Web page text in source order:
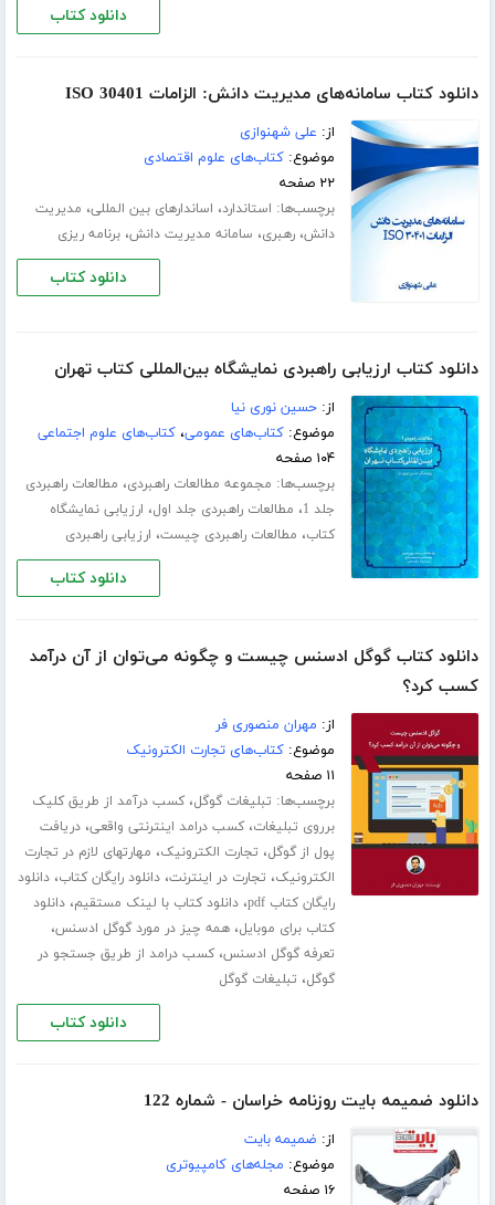
دانلود کتاب
دانلود کتاب سامانه‌های مدیریت دانش: الزامات ISO 30401
از: علی شهنوازی
موضوع:کتاب‌های علوم اقتصادی
۲۲ صفحه
برچسب‌ها: استاندارد، اساندارهای بین المللی، مدیریت
دانش،رهبری، سامانه مدیریت دانش،برنامه ریزی
دانلود کتاب
دانلود کتاب ارزیابی راهبردی نمایشگاه بین‌المللی کتاب تهران
از:حسین نوری نیا
موضوع:کتاب‌های عمومی،کتاب‌های علوم اجتماعی
۱۰۴ صفحه
برچسب‌ها: مجموعه مطالعات راهبردی، مطالعات راهبردی
جلد 1
، مطالعات راهبردی جلد اول، ارزیابی نمایشگاه
کتاب، مطالعات راهبردی چیست، ارزیابی راهبردی
دانلود کتاب
دانلود کتاب گوگل ادسنس چیست و چگونه می‌توان از آن درآمد
کسب کرد؟
از: مهران منصوری فر
موضوع:کتاب‌های تجارت الکترونیک
۱۱ صفحه
برچسب‌ها: تبلیغات گوگل،کسب درآمد از طریق کلیک
برروی تبلیغات،کسب درامد اینترنتی واقعی،دریافت
پول از گوگل، تجارت الکترونیک، مهارتهای لازم در تجارت
الکترونیک، تجارت در اینترنت،دانلود رایگان کتاب،دانلود
رایگان کتاب pdf
،دانلود کتاب با لینک مستقیم،دانلود
کتاب برای موبایل،همه چیز در مورد گوگل ادسنس،
تعرفه گوگل ادسنس،کسب درامد از طریق جستجو در
گوگل، تبلیغات گوگل
دانلود کتاب
دانلود ضمیمه بایت روزنامه خراسان - شماره 122
از: ضمیمه بایت
موضوع: مجله‌های کامپیوتری
۱۶ صفحه